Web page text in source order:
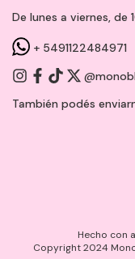
De lunes a viernes, de
+ 5491122484971
También podés
Hecho con
Copyright 2024